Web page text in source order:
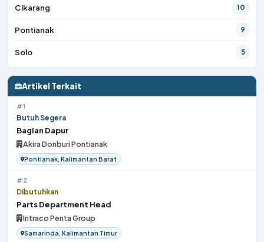
Cikarang 10
Pontianak 9
Solo 5
Artikel Terkait
#1
Butuh Segera
Bagian Dapur
Akira Donburi Pontianak
Pontianak, Kalimantan Barat
#2
Dibutuhkan
Parts Department Head
Intraco Penta Group
Samarinda, Kalimantan Timur